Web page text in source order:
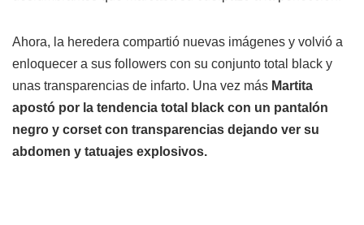
Ahora, la heredera compartió nuevas imágenes y volvió a
enloquecer a sus followers con su conjunto total black y
unas transparencias de infarto. Una vez más Martita
apostó por la tendencia total black con un pantalón
negro y corset con transparencias dejando ver su
abdomen y tatuajes explosivos.